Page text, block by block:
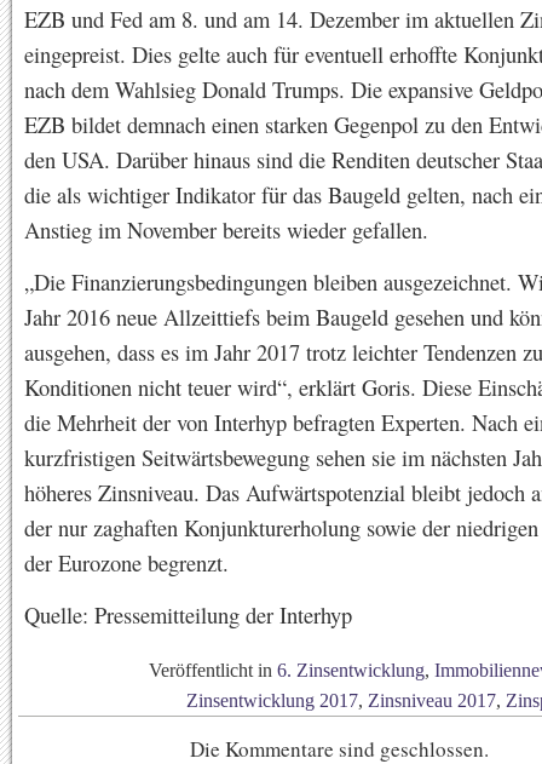
EZB und Fed am 8. und am 14. Dezember im aktuellen
eingepreist. Dies gelte auch für eventuell erhoffte
nach dem Wahlsieg Donald Trumps. Die expansive
EZB bildet demnach einen starken Gegenpol zu den
den USA. Darüber hinaus sind die Renditen deutscher
die als wichtiger Indikator für das Baugeld gelten, nach
Anstieg im November bereits wieder gefallen.
„Die Finanzierungsbedingungen bleiben ausgezeichnet.
Jahr 2016 neue Allzeittiefs beim Baugeld gesehen und
ausgehen, dass es im Jahr 2017 trotz leichter Tendenzen
Konditionen nicht teuer wird“, erklärt Goris. Diese
die Mehrheit der von Interhyp befragten Experten. Nach
kurzfristigen Seitwärtsbewegung sehen sie im nächsten
höheres Zinsniveau. Das Aufwärtspotenzial bleibt jedoch
der nur zaghaften Konjunkturerholung sowie der
der Eurozone begrenzt.
Quelle: Pressemitteilung der Interhyp
Veröffentlicht in 6. Zinsentwicklung,
Zinsentwicklung 2017, Zinsniveau 2017,
Die Kommentare sind geschlossen.